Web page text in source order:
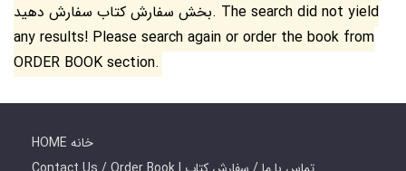
بخش سفارش کتاب سفارش دهید. The search did not yield
any results! Please search again or order the book from
ORDER BOOK section.
HOME خانه